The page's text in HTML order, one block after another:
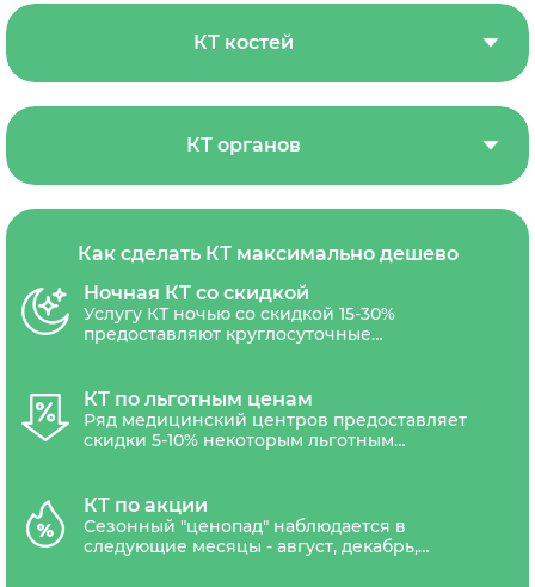
КТ костей
КТ органов
Как сделать КТ максимально дешево
Ночная КТ со скидкой
Услугу КТ ночью со скидкой 15-30%
предоставляют круглосуточные
КТ по льготным ценам
Ряд медицинский центров предоставляет
скидки 5-10% некоторым льготным
медицинские работники, инвалиды,
многодетные семьи.
КТ по акции
Сезонный "ценопад" наблюдается в
следующие месяцы - август, декабрь,